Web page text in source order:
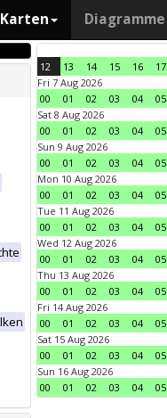
Diagramme
12 13 14 15 16 17
Fri 7 Aug 2026
00
01 02 03 04 05
Sat 8 Aug 2026
00
01 02 03 04 05
Sun 9 Aug 2026
00
01 02 03 04 05
Mon 10 Aug 2026
00
01 02 03 04 05
Tue 11 Aug 2026
00
01 02 03 04 05
Wed 12 Aug 2026
00
01 02 03 04 05
Thu 13 Aug 2026
00
01 02 03 04 05
Fri 14 Aug 2026
00
01 02 03 04 05
Sat 15 Aug 2026
00
01 02 03 04 05
Sun 16 Aug 2026
00
01 02 03 04 05